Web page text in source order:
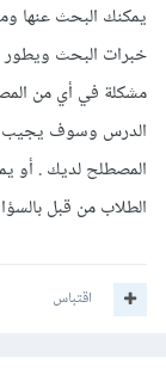
يمكنك البحث عنها
خبرات البحث ويطور
مشكلة في أي من
الدرس وسوف يجيب
المصطلح لديك . أو
الطلاب من قبل
اقتباس